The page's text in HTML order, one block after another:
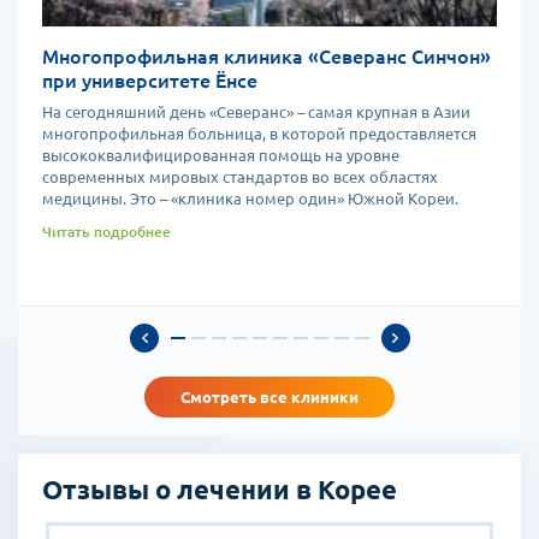
Многопрофильная клиника «Северанс Синчон»
при университете Ёнсе
На сегодняшний день «Северанс» – самая крупная в Азии
многопрофильная больница, в которой предоставляется
высококвалифицированная помощь на уровне
современных мировых стандартов во всех областях
медицины. Это – «клиника номер один» Южной Кореи.
Читать подробнее
Смотреть все клиники
Отзывы о лечении в Корее